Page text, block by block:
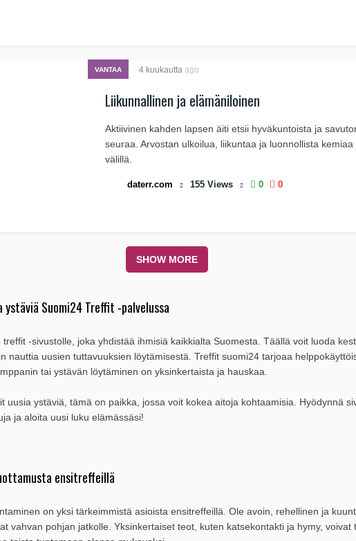
VANTAA 4 kuukautta ago
Liikunnallinen ja elämäniloinen
Aktiivinen kahden lapsen äiti etsii hyväkuntoista ja
seuraa. Arvostan ulkoilua, liikuntaa ja luonnollista kemiaa
välillä.
daterr.com 155 Views 0 0
SHOW MORE
Suomi24 Treffit -palvelussa
treffit -sivustolle, joka yhdistää ihmisiä kaikkialta Suomesta. Täällä voit luoda
nauttia uusien tuttavuuksien löytämisestä. Treffit suomi24 tarjoaa
tai ystävän löytäminen on yksinkertaista ja hauskaa.
uusia ystäviä, tämä on paikka, jossa voit kokea aitoja kohtaamisia. Hyödynnä
ja aloita uusi luku elämässäsi!
ensitreffeillä
on yksi tärkeimmistä asioista ensitreffeillä. Ole avoin, rehellinen ja
vahvan pohjan jatkolle. Yksinkertaiset teot, kuten katsekontakti ja hymy, voivat